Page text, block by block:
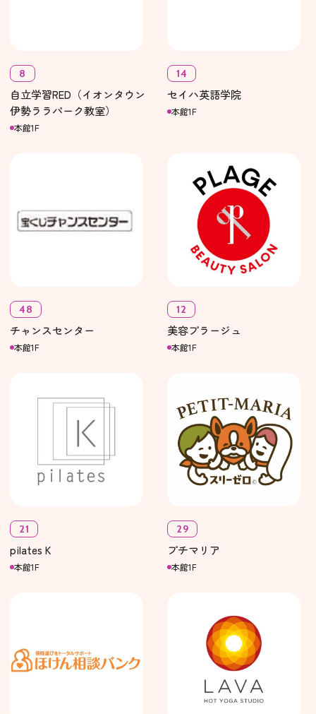
8
自立学習RED（イオンタウン
伊勢ララパーク教室）
本館1F
14
セイハ英語学院
本館1F
48
チャンスセンター
本館1F
12
美容プラージュ
本館1F
21
pilates K
本館1F
29
プチマリア
本館1F